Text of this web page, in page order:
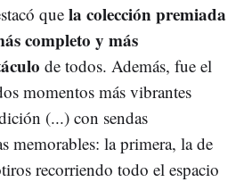
quela colección premiada
completo y más
de todos. Además, fue el
momentos más vibrantes
(...) con sendas
memorables: la primera, la de
recorriendo todo el espacio